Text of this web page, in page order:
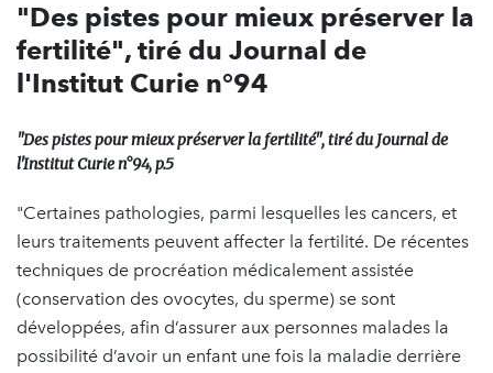
"Des pistes pour mieux préserver la
fertilité", tiré du Journal de
l'Institut Curie n°94
"Des pistes pour mieux préserver la fertilité", tiré du Journal de
l'Institut Curie n°94, p.5
"Certaines pathologies, parmi lesquelles les cancers, et
leurs traitements peuvent affecter la fertilité. De récentes
techniques de procréation médicalement assistée
(conservation des ovocytes, du sperme) se sont
développées, afin d’assurer aux personnes malades la
possibilité d’avoir un enfant une fois la maladie derrière